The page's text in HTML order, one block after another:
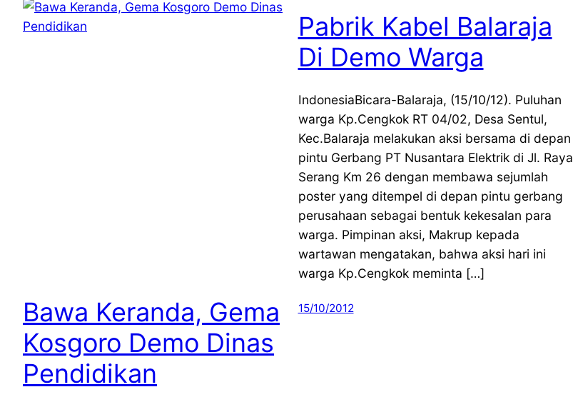
Bawa Keranda, Gema
Kosgoro Demo Dinas
Pendidikan
Pabrik Kabel Balaraja
Di Demo Warga
IndonesiaBicara-Balaraja, (15/10/12). Puluhan
warga Kp.Cengkok RT 04/02, Desa Sentul,
Kec.Balaraja melakukan aksi bersama di depan
pintu Gerbang PT Nusantara Elektrik di Jl. Raya
Serang Km 26 dengan membawa sejumlah
poster yang ditempel di depan pintu gerbang
perusahaan sebagai bentuk kekesalan para
warga. Pimpinan aksi, Makrup kepada
wartawan mengatakan, bahwa aksi hari ini
warga Kp.Cengkok meminta […]
15/10/2012